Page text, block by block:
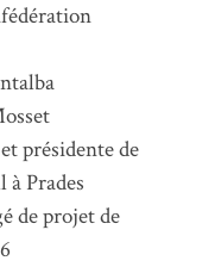
présidente de
à Prades
de projet de